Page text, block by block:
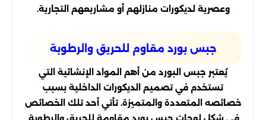
وعصرية لديكورات منازلهم أو مشاريعهم التجارية.
جبس بورد مقاوم للحريق والرطوبة
يُعتبر جبس البورد من أهم المواد الإنشائية التي
تستخدم في تصميم الديكورات الداخلية بسبب
خصائصه المتعددة والمتميزة. تأتي أحد تلك الخصائص
في شكل لوحات جبس بورد مقاومة للحريق والرطوبة.